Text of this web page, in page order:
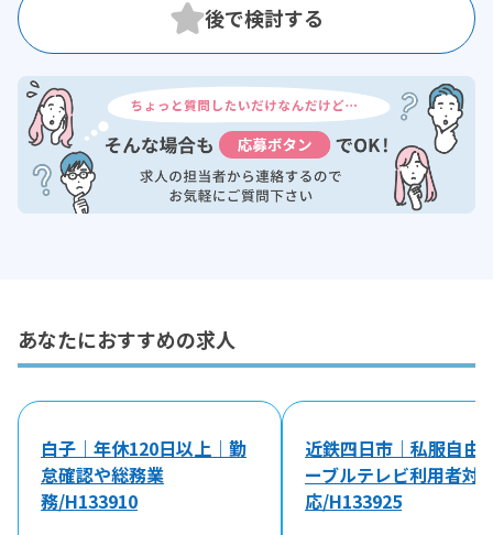
あなたにおすすめの求人
白子｜年休120日以上｜勤
怠確認や総務業
務/H133910
近鉄四日市｜私服自由
ーブルテレビ利用者対
応/H133925